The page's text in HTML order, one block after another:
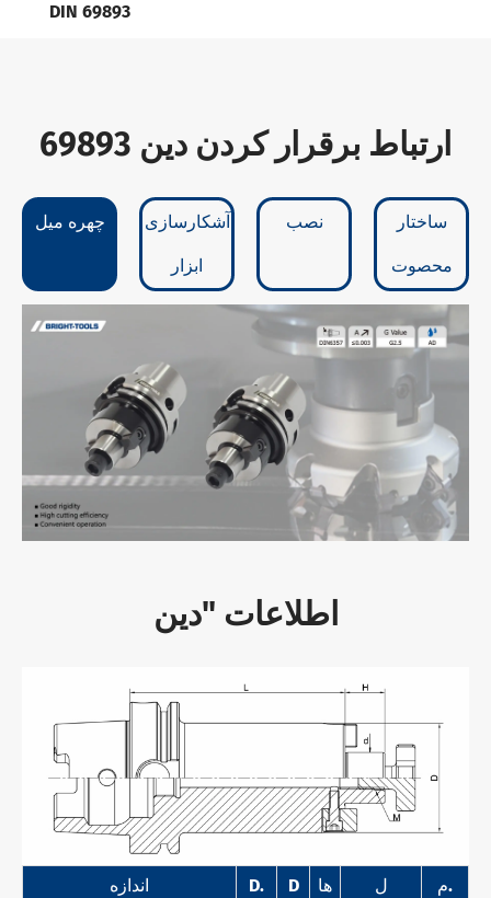
DIN 69893
ارتباط برقرار کردن دين 69893
چهره میل آشکارسازی
ابزار
نصب ساختار
محصوت
اطلاعات "دين
اندازه D. D ها ل
م.